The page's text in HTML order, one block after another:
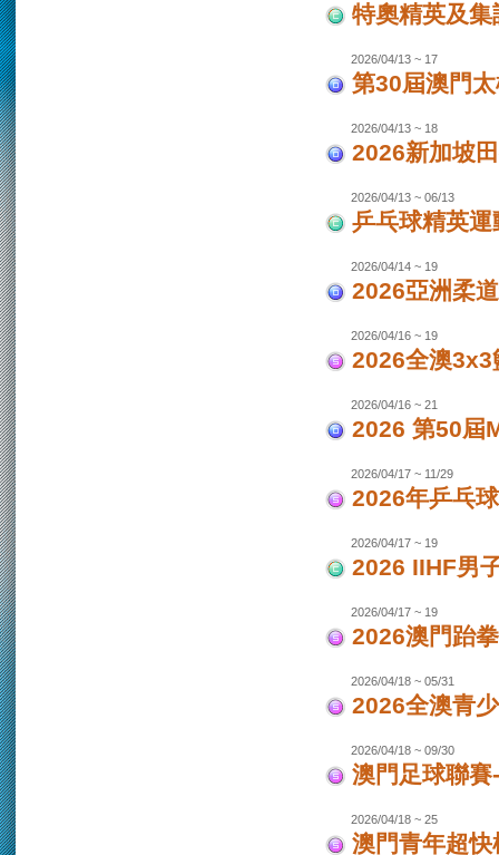
特奧精英及
2026/04/13 ~ 17
第30屆澳門
2026/04/13 ~ 18
2026新加坡
2026/04/13 ~ 06/13
乒乓球精英
2026/04/14 ~ 19
2026亞洲柔
2026/04/16 ~ 19
2026全澳3x3
2026/04/16 ~ 21
2026 第50屆
2026/04/17 ~ 11/29
2026年乒乓
2026/04/17 ~ 19
2026 IIHF男
2026/04/17 ~ 19
2026澳門跆
2026/04/18 ~ 05/31
2026全澳青
2026/04/18 ~ 09/30
澳門足球聯
2026/04/18 ~ 25
澳門青年超快